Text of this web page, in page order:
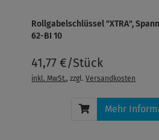
Rollgabelschlüssel "XTRA",
62-BI 10
41,77 €/Stück
inkl. MwSt., zzgl.Versandkosten
Mehr